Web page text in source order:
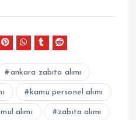
ankara zabıta alımı
kamu personel alımı
alımı zabıta alımı